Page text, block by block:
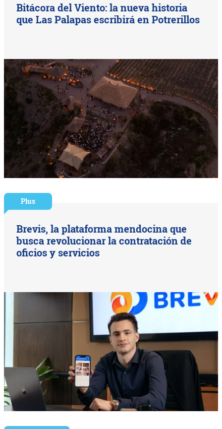
Bitácora del Viento: la nueva historia
que Las Palapas escribirá en Potrerillos
Plus
Brevis, la plataforma mendocina que
busca revolucionar la contratación de
oficios y servicios